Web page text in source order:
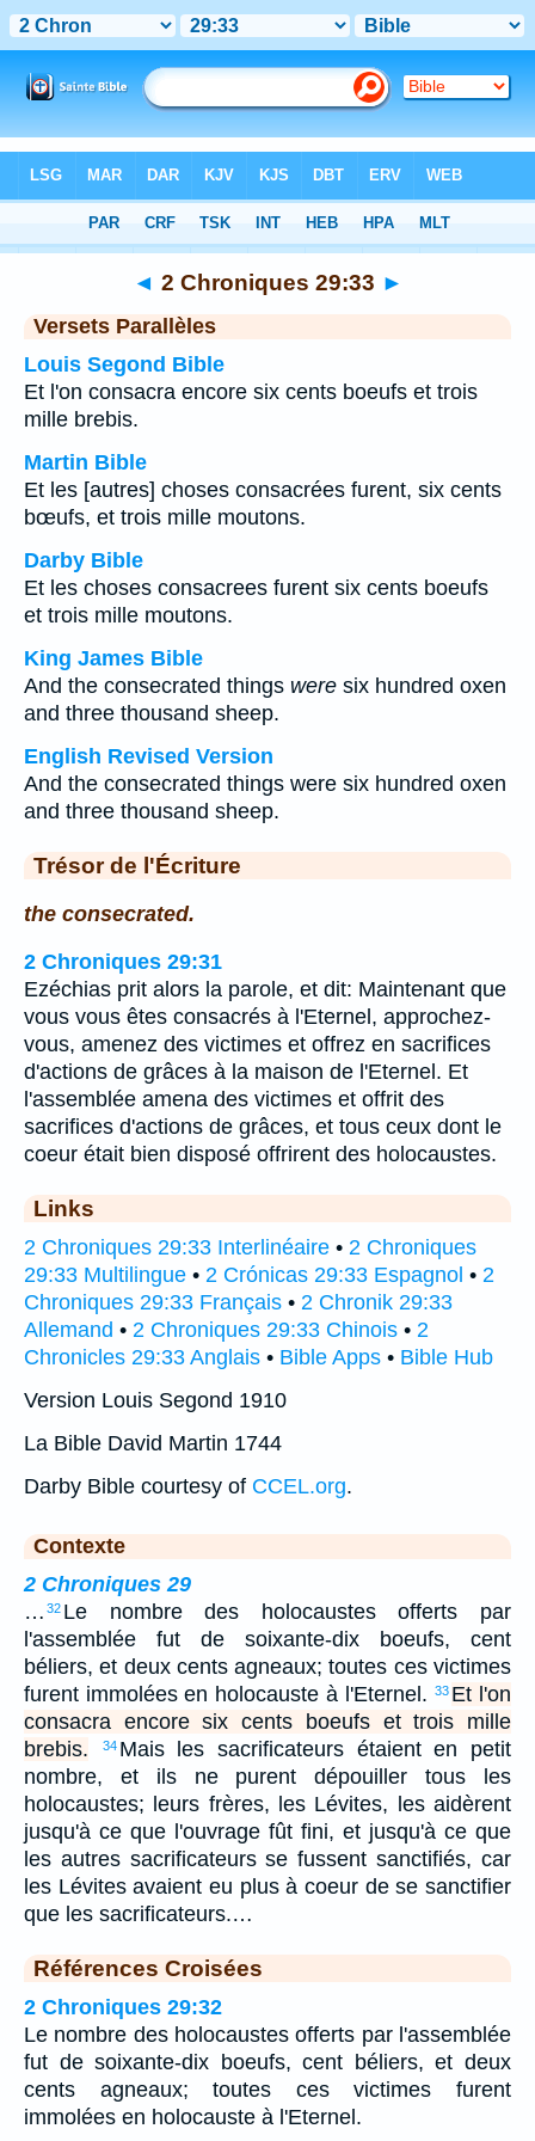
>Chapitre 29 > Verset 33
◄ 2 Chroniques 29:33 ►
Versets Parallèles
Louis Segond Bible
Et l'on consacra encore six cents boeufs et trois
mille brebis.
Martin Bible
Et les [autres] choses consacrées furent, six cents
bœufs, et trois mille moutons.
Darby Bible
Et les choses consacrees furent six cents boeufs
et trois mille moutons.
King James Bible
And the consecrated things were six hundred oxen
and three thousand sheep.
English Revised Version
And the consecrated things were six hundred oxen
and three thousand sheep.
Trésor de l'Écriture
the consecrated.
2 Chroniques 29:31
Ezéchias prit alors la parole, et dit: Maintenant que
vous vous êtes consacrés à l'Eternel, approchez-
vous, amenez des victimes et offrez en sacrifices
d'actions de grâces à la maison de l'Eternel. Et
l'assemblée amena des victimes et offrit des
sacrifices d'actions de grâces, et tous ceux dont le
coeur était bien disposé offrirent des holocaustes.
Links
2 Chroniques 29:33 Interlinéaire • 2 Chroniques
29:33 Multilingue • 2 Crónicas 29:33 Espagnol • 2
Chroniques 29:33 Français • 2 Chronik 29:33
Allemand • 2 Chroniques 29:33 Chinois • 2
Chronicles 29:33 Anglais • Bible Apps • Bible Hub
Version Louis Segond 1910
La Bible David Martin 1744
Darby Bible courtesy of CCEL.org.
Contexte
2 Chroniques 29
… 32 Le nombre des holocaustes offerts par
l'assemblée fut de soixante-dix boeufs, cent
béliers, et deux cents agneaux; toutes ces victimes
furent immolées en holocauste à l'Eternel.
33 Et l'on
consacra encore six cents boeufs et trois mille
brebis.
34 Mais les sacrificateurs étaient en petit
nombre, et ils ne purent dépouiller tous les
holocaustes; leurs frères, les Lévites, les aidèrent
jusqu'à ce que l'ouvrage fût fini, et jusqu'à ce que
les autres sacrificateurs se fussent sanctifiés, car
les Lévites avaient eu plus à coeur de se sanctifier
que les sacrificateurs.…
Références Croisées
2 Chroniques 29:32
Le nombre des holocaustes offerts par l'assemblée
fut de soixante-dix boeufs, cent béliers, et deux
cents agneaux; toutes ces victimes furent
immolées en holocauste à l'Eternel.